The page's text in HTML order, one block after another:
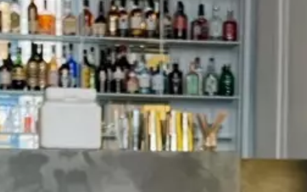
Paramètres de
confidentialité
Afin de faciliter votre navigation et de vous
apporter le meilleur service possible, nous utilisons
des cookies pour améliorer le site aux besoins des
visiteurs, notamment selon la fréquentation.
Nos politique de confidentialité